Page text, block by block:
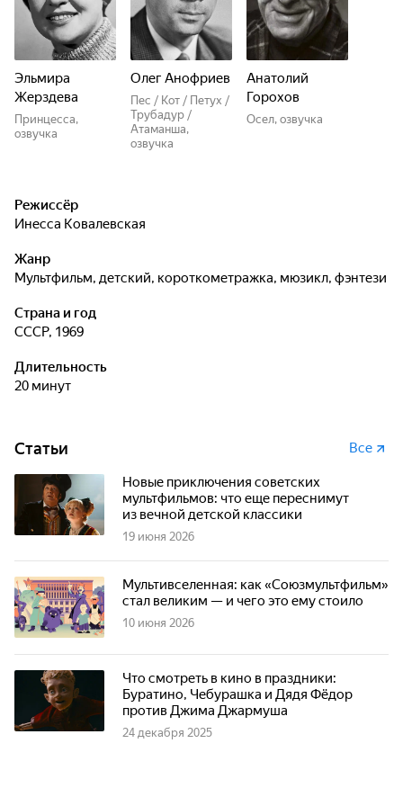
Эльмира
Жерздева
Принцесса,
озвучка
Олег Анофриев
Пес / Кот / Петух /
Трубадур /
Атаманша,
озвучка
Анатолий
Горохов
Осел, озвучка
Режиссёр
Инесса Ковалевская
Жанр
мультфильм, детский, короткометражка, мюзикл, фэнтези
Страна и год
СССР, 1969
Длительность
20 минут
Статьи Все
Новые приключения советских
мультфильмов: что еще переснимут
из вечной детской классики
19 июня 2026
Мультивселенная: как «Союзмультфильм»
стал великим — и чего это ему стоило
10 июня 2026
Что смотреть в кино в праздники:
Буратино, Чебурашка и Дядя Фёдор
против Джима Джармуша
24 декабря 2025